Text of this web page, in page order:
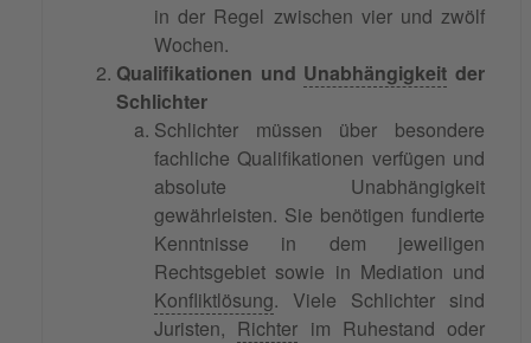
in der Regel zwischen vier und zwölf
Wochen.
Qualifikationen und Unabhängigkeit der
Schlichter
Schlichter müssen über besondere
fachliche Qualifikationen verfügen und
absolute Unabhängigkeit
gewährleisten. Sie benötigen fundierte
Kenntnisse in dem jeweiligen
Rechtsgebiet sowie in Mediation und
Konfliktlösung. Viele Schlichter sind
Juristen, Richter im Ruhestand oder